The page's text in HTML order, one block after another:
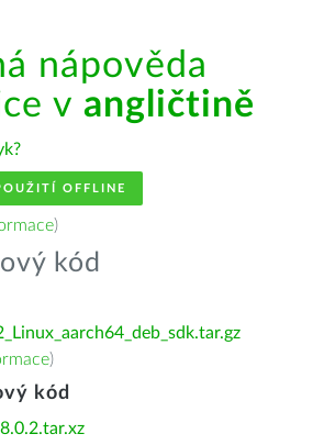
nápověda
v angličtině
OFFLINE
)
kód
)
kód